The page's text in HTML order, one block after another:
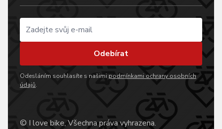
Odebírat
Odesláním souhlasíte s našimi podmínkami ochrany osobních
údajů.
© I love bike, Všechna práva vyhrazena.